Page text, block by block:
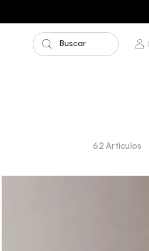
Buscar
62 Artículos